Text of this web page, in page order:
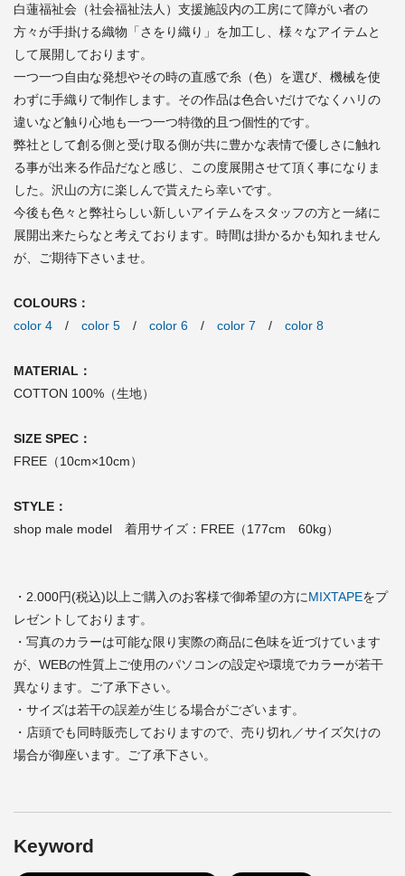
白蓮福祉会（社会福祉法人）支援施設内の工房にて障がい者の
方々が手掛ける織物「さをり織り」を加工し、様々なアイテムと
して展開しております。
一つ一つ自由な発想やその時の直感で糸（色）を選び、機械を使
わずに手織りで制作します。その作品は色合いだけでなくハリの
違いなど触り心地も一つ一つ特徴的且つ個性的です。
弊社として創る側と受け取る側が共に豊かな表情で優しさに触れ
る事が出来る作品だなと感じ、この度展開させて頂く事になりま
した。沢山の方に楽しんで貰えたら幸いです。
今後も色々と弊社らしい新しいアイテムをスタッフの方と一緒に
展開出来たらなと考えております。時間は掛かるかも知れません
が、ご期待下さいませ。
COLOURS：
color 4 / color 5 / color 6 / color 7 / color 8
MATERIAL：
COTTON 100%（生地）
SIZE SPEC：
FREE（10cm×10cm）
STYLE：
shop male model 着用サイズ：FREE（177cm 60kg）
・2.000円(税込)以上ご購入のお客様で御希望の方にMIXTAPEをプ
レゼントしております。
・写真のカラーは可能な限り実際の商品に色味を近づけています
が、WEBの性質上ご使用のパソコンの設定や環境でカラーが若干
異なります。ご了承下さい。
・サイズは若干の誤差が生じる場合がございます。
・店頭でも同時販売しておりますので、売り切れ／サイズ欠けの
場合が御座います。ご了承下さい。
Keyword